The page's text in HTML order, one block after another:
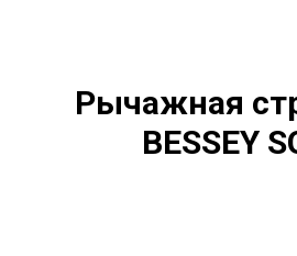
Рычажная
BESSEY